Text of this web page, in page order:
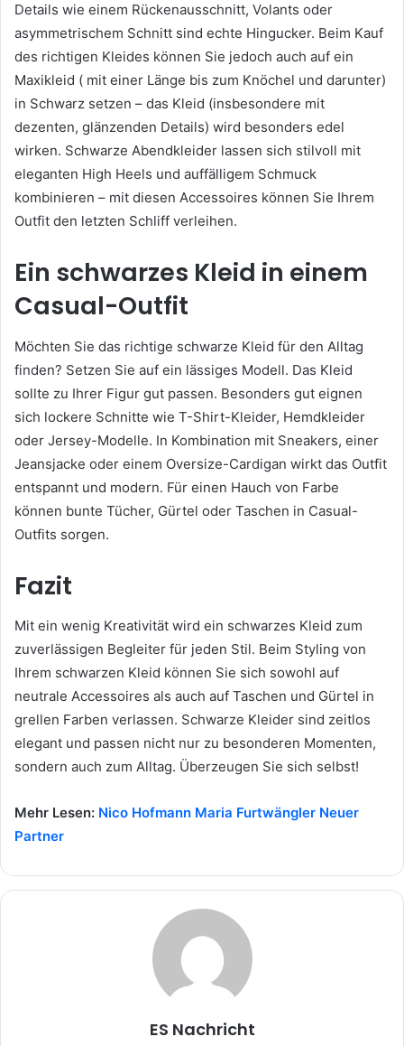
Details wie einem Rückenausschnitt, Volants oder
asymmetrischem Schnitt sind echte Hingucker. Beim Kauf
des richtigen Kleides können Sie jedoch auch auf ein
Maxikleid ( mit einer Länge bis zum Knöchel und darunter)
in Schwarz setzen – das Kleid (insbesondere mit
dezenten, glänzenden Details) wird besonders edel
wirken. Schwarze Abendkleider lassen sich stilvoll mit
eleganten High Heels und auffälligem Schmuck
kombinieren – mit diesen Accessoires können Sie Ihrem
Outfit den letzten Schliff verleihen.
Ein schwarzes Kleid in einem
Casual-Outfit
Möchten Sie das richtige schwarze Kleid für den Alltag
finden? Setzen Sie auf ein lässiges Modell. Das Kleid
sollte zu Ihrer Figur gut passen. Besonders gut eignen
sich lockere Schnitte wie T-Shirt-Kleider, Hemdkleider
oder Jersey-Modelle. In Kombination mit Sneakers, einer
Jeansjacke oder einem Oversize-Cardigan wirkt das Outfit
entspannt und modern. Für einen Hauch von Farbe
können bunte Tücher, Gürtel oder Taschen in Casual-
Outfits sorgen.
Fazit
Mit ein wenig Kreativität wird ein schwarzes Kleid zum
zuverlässigen Begleiter für jeden Stil. Beim Styling von
Ihrem schwarzen Kleid können Sie sich sowohl auf
neutrale Accessoires als auch auf Taschen und Gürtel in
grellen Farben verlassen. Schwarze Kleider sind zeitlos
elegant und passen nicht nur zu besonderen Momenten,
sondern auch zum Alltag. Überzeugen Sie sich selbst!
Mehr Lesen: Nico Hofmann Maria Furtwängler Neuer
Partner
ES Nachricht